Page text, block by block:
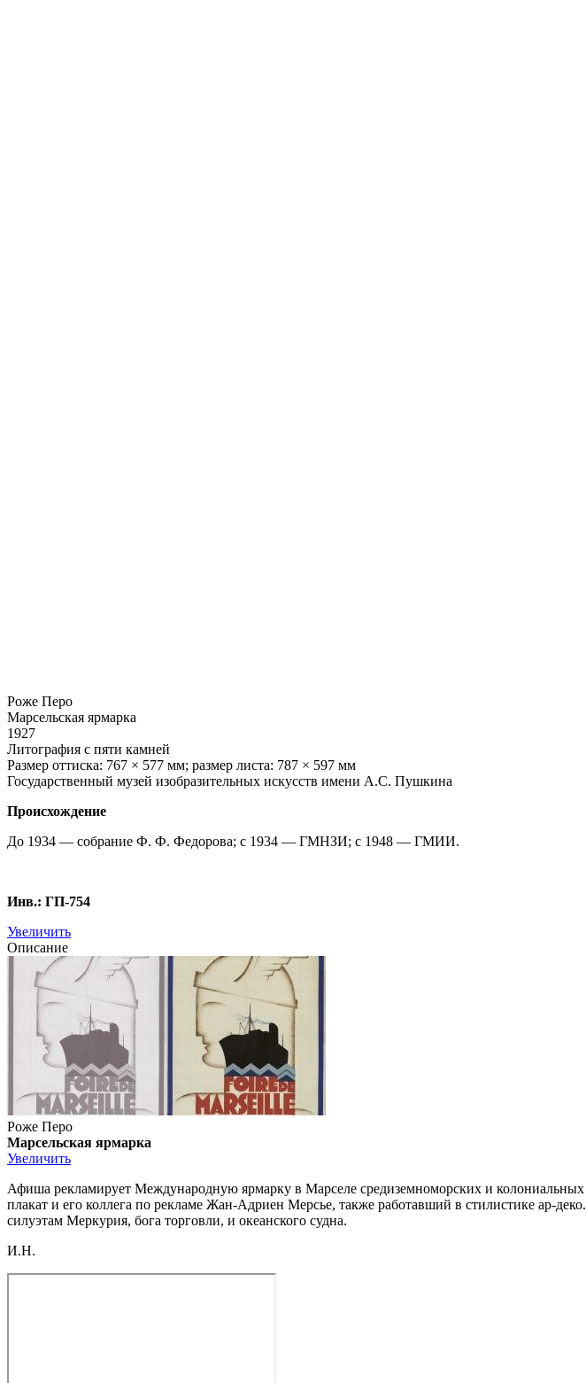
Роже Перо
Марсельская ярмарка
1927
Литография с пяти камней
Размер оттиска: 767 × 577 мм; размер листа: 787 × 597 мм
Государственный музей изобразительных искусств имени А.С. Пушкина
Происхождение
До 1934 — собрание Ф. Ф. Федорова; с 1934 — ГМНЗИ; с 1948 — ГМИИ.
Инв.: ГП-754
Увеличить
Описание
Роже Перо
Марсельская ярмарка
Увеличить
Афиша рекламирует Международную ярмарку в Марселе средиземноморских и
плакат и его коллега по рекламе Жан-Адриен Мерсье, также работавший в стилистике ар-
силуэтам Меркурия, бога торговли, и океанского судна.
И.Н.